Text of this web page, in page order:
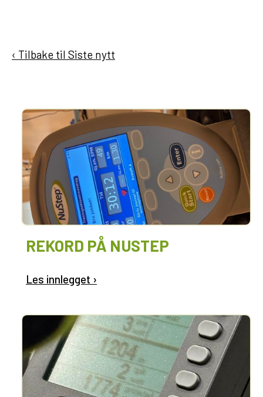
‹ Tilbake til Siste nytt
REKORD PÅ NUSTEP
Les innlegget ›